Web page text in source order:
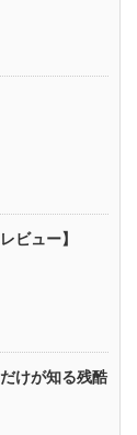
ビュー】
けが知る残酷